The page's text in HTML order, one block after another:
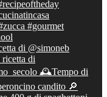
di @simoneb